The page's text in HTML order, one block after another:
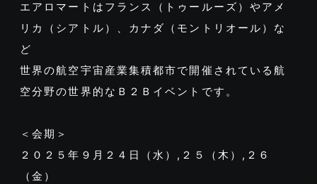
エアロマートはフランス（トゥールーズ）やアメ
リカ（シアトル）、カナダ（モントリオール）な
ど
世界の航空宇宙産業集積都市で開催されている航
空分野の世界的なＢ２Ｂイベントです。
＜会期＞
２０２５年９月２４日（水）,２５（木）,２６
（金）